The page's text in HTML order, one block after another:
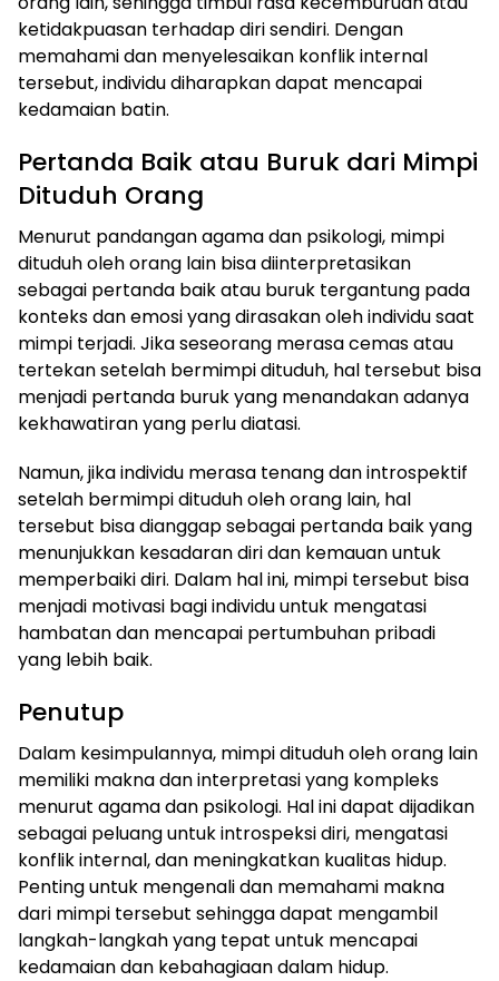
ketidakpuasan terhadap diri sendiri. Dengan
memahami dan menyelesaikan konflik internal
tersebut, individu diharapkan dapat mencapai
kedamaian batin.
Pertanda Baik atau Buruk dari Mimpi
Dituduh Orang
Menurut pandangan agama dan psikologi, mimpi
dituduh oleh orang lain bisa diinterpretasikan
sebagai pertanda baik atau buruk tergantung pada
konteks dan emosi yang dirasakan oleh individu saat
mimpi terjadi. Jika seseorang merasa cemas atau
tertekan setelah bermimpi dituduh, hal tersebut bisa
menjadi pertanda buruk yang menandakan adanya
kekhawatiran yang perlu diatasi.
Namun, jika individu merasa tenang dan introspektif
setelah bermimpi dituduh oleh orang lain, hal
tersebut bisa dianggap sebagai pertanda baik yang
menunjukkan kesadaran diri dan kemauan untuk
memperbaiki diri. Dalam hal ini, mimpi tersebut bisa
menjadi motivasi bagi individu untuk mengatasi
hambatan dan mencapai pertumbuhan pribadi
yang lebih baik.
Penutup
Dalam kesimpulannya, mimpi dituduh oleh orang lain
memiliki makna dan interpretasi yang kompleks
menurut agama dan psikologi. Hal ini dapat dijadikan
sebagai peluang untuk introspeksi diri, mengatasi
konflik internal, dan meningkatkan kualitas hidup.
Penting untuk mengenali dan memahami makna
dari mimpi tersebut sehingga dapat mengambil
langkah-langkah yang tepat untuk mencapai
kedamaian dan kebahagiaan dalam hidup.